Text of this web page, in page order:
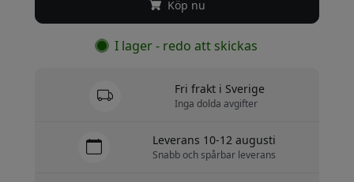
Köp nu
I lager - redo att skickas
Fri frakt i Sverige
Inga dolda avgifter
Leverans 10-12 augusti
Snabb och spårbar leverans